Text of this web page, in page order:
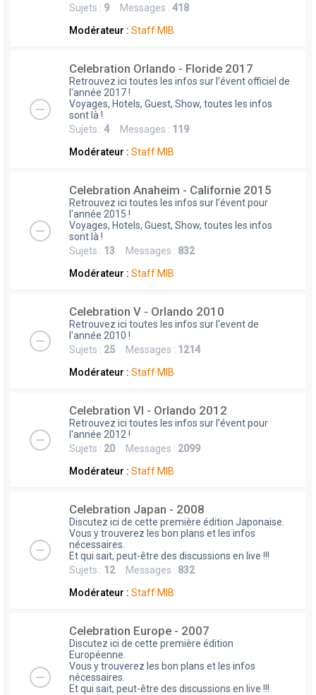
Sujets : 9 Messages : 418
Modérateur : Staff MIB
Celebration Orlando - Floride 2017
Retrouvez ici toutes les infos sur l’évent officiel de
l'année 2017 !
Voyages, Hotels, Guest, Show, toutes les infos
sont là !
Sujets : 4Messages : 119
Modérateur : Staff MIB
Celebration Anaheim - Californie 2015
Retrouvez ici toutes les infos sur l’évent pour
l'année 2015 !
Voyages, Hotels, Guest, Show, toutes les infos
sont là !
Sujets : 13 Messages : 832
Modérateur : Staff MIB
Celebration V - Orlando 2010
Retrouvez ici toutes les infos sur l'event de
l'année 2010 !
Sujets : 25 Messages : 1214
Modérateur : Staff MIB
Celebration VI - Orlando 2012
Retrouvez ici toutes les infos sur l’évent pour
l'année 2012 !
Sujets : 20 Messages : 2099
Modérateur : Staff MIB
Celebration Japan - 2008
Discutez ici de cette première édition Japonaise.
Vous y trouverez les bon plans et les infos
nécessaires.
Et qui sait, peut-être des discussions en live !!!
Sujets : 12Messages : 832
Modérateur : Staff MIB
Celebration Europe - 2007
Discutez ici de cette première édition
Européenne.
Vous y trouverez les bon plans et les infos
nécessaires.
Et qui sait, peut-être des discussions en live !!!